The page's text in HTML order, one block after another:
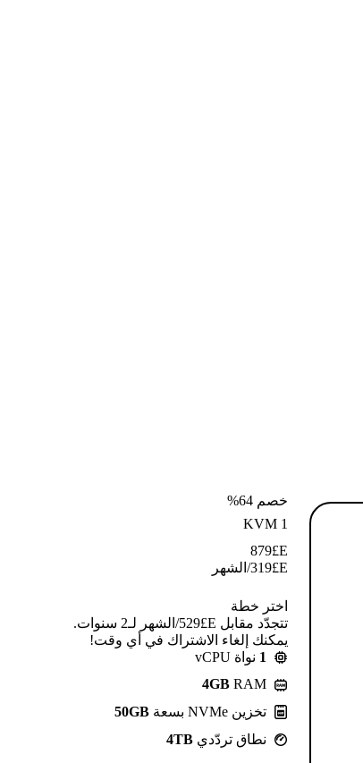
خصم 64%
KVM 1
E£
879
E£
319/الشهر
اختر خطة
تتجدّد مقابل E£⁦529⁩/الشهر لـ2 سنوات.
يمكنك إلغاء الاشتراك في أي وقت!
1 نواة vCPU
4GB RAM
تخزين NVMe بسعة
50GB
نطاق تردّدي 4TB